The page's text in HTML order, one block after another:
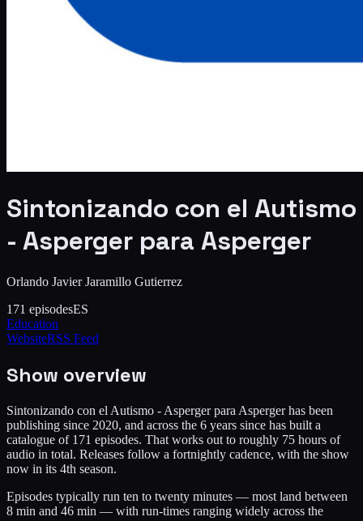
Sintonizando con el Autismo
- Asperger para Asperger
Orlando Javier Jaramillo Gutierrez
171 episodesES
Education
WebsiteRSS Feed
Show overview
Sintonizando con el Autismo - Asperger para Asperger has been
publishing since 2020, and across the 6 years since has built a
catalogue of 171 episodes. That works out to roughly 75 hours of
audio in total. Releases follow a fortnightly cadence, with the show
now in its 4th season.
Episodes typically run ten to twenty minutes — most land between
8 min and 46 min — with run-times ranging widely across the